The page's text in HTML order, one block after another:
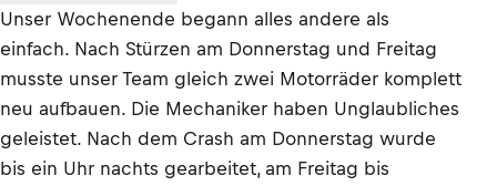
Unser Wochenende begann alles andere als
einfach. Nach Stürzen am Donnerstag und Freitag
musste unser Team gleich zwei Motorräder komplett
neu aufbauen. Die Mechaniker haben Unglaubliches
geleistet. Nach dem Crash am Donnerstag wurde
bis ein Uhr nachts gearbeitet, am Freitag bis